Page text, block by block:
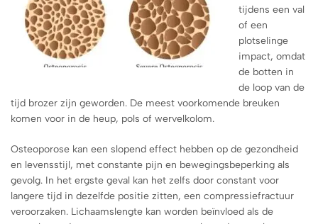
tijdens een val
of een
plotselinge
impact, omdat
de botten in
de loop van de
tijd brozer zijn geworden. De meest voorkomende breuken
komen voor in de heup, pols of wervelkolom.
Osteoporose kan een slopend effect hebben op de gezondheid
en levensstijl, met constante pijn en bewegingsbeperking als
gevolg. In het ergste geval kan het zelfs door constant voor
langere tijd in dezelfde positie zitten, een compressiefractuur
veroorzaken. Lichaamslengte kan worden beïnvloed als de